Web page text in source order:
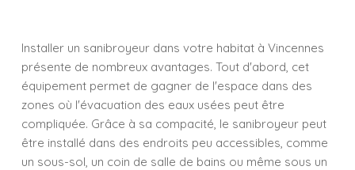
Installer un sanibroyeur dans votre habitat à Vincennes
présente de nombreux avantages. Tout d'abord, cet
équipement permet de gagner de l'espace dans des
zones où l'évacuation des eaux usées peut être
compliquée. Grâce à sa compacité, le sanibroyeur peut
être installé dans des endroits peu accessibles, comme
un sous-sol, un coin de salle de bains ou même sous un